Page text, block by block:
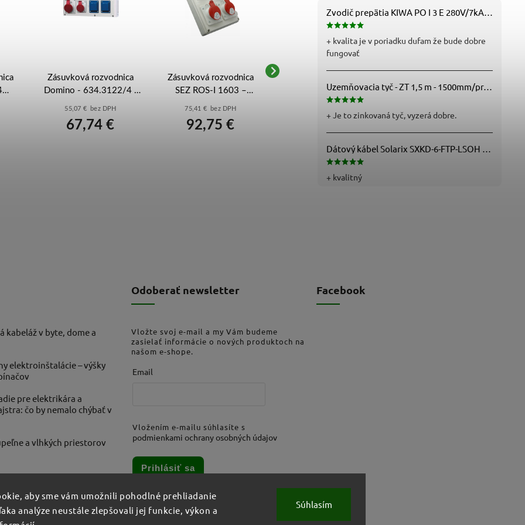
aby sme vám umožnili pohodlné prehliadanie
analýze neustále zlepšovali jej funkcie, výkon a
Súhlasím
+ kvalita je v poriadku dufam že bude dobre
fungovať
Uzemňovacia tyč - ZT 1,5 m - 1500mm/pr.25mm - Fe/Zn - f712112
+ Je to zinkovaná tyč, vyzerá dobre.
+ kvalitný
Zásuvková rozvodnica
Domino - 634.3122/4 -
55,07 € bez DPH
67,74 €
Zásuvková rozvodnica
SEZ ROS-I 1603 –
(10003496.00)
75,41 € bez DPH
92,75 €
Block - 632.3122 -
230/400V/4p
Block - 632.332W -
kabeláž v byte, dome a
elektroinštalácie – výšky
pre elektrikára a
čo by nemalo chýbať v
a vlhkých priestorov
Odoberať newsletter
Vložte svoj e-mail a my Vám budeme
zasielať informácie o nových produktoch na
našom e-shope.
Email
Vložením e-mailu súhlasíte s
podmienkami ochrany osobných údajov
Prihlásiť sa
Facebook